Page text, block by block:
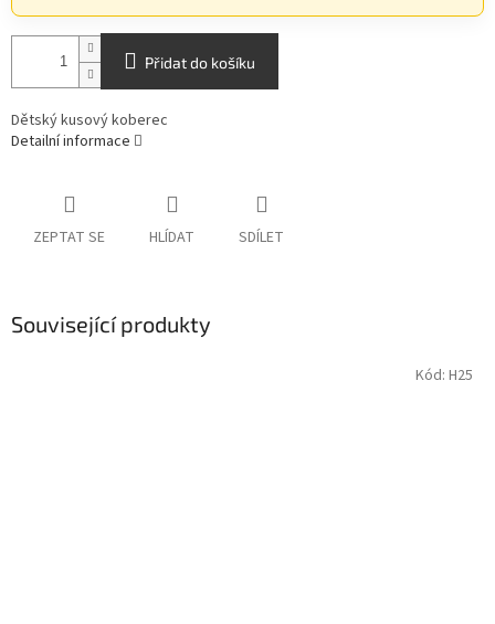
Přidat do košíku
Dětský kusový koberec
Detailní informace
ZEPTAT SE HLÍDAT SDÍLET
Související produkty
Kód: H25